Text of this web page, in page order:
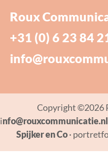
Roux
+31 (0) 6 23 84
Copyright ©2026
nfo@rouxcommunicatie.nl
Spijker en Co·